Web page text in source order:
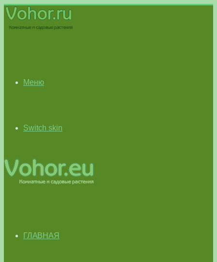
Меню
Switch skin
ГЛАВНАЯ